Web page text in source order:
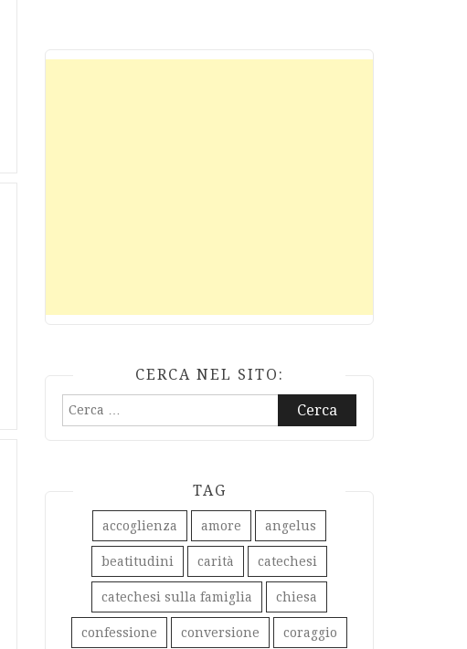
CERCA NEL SITO:
Ricerca
TAG
accoglienza amore angelus
beatitudini carità catechesi
catechesi sulla famiglia chiesa
confessione conversione coraggio